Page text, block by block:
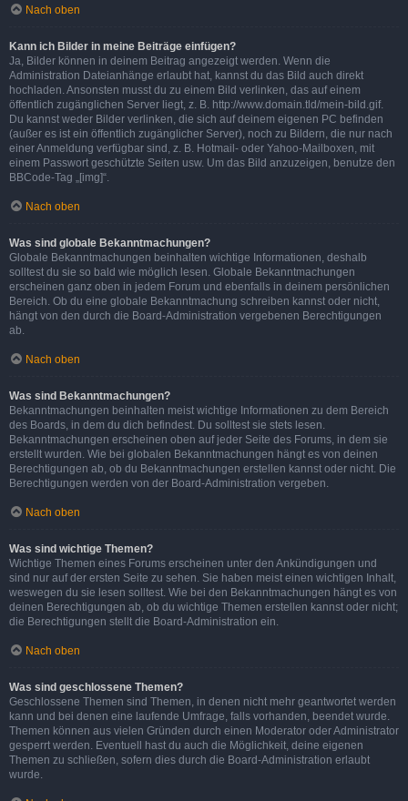
Nach oben
Kann ich Bilder in meine Beiträge einfügen?
Ja, Bilder können in deinem Beitrag angezeigt werden. Wenn die
Administration Dateianhänge erlaubt hat, kannst du das Bild auch direkt
hochladen. Ansonsten musst du zu einem Bild verlinken, das auf einem
öffentlich zugänglichen Server liegt, z. B. http://www.domain.tld/mein-bild.gif.
Du kannst weder Bilder verlinken, die sich auf deinem eigenen PC befinden
(außer es ist ein öffentlich zugänglicher Server), noch zu Bildern, die nur nach
einer Anmeldung verfügbar sind, z. B. Hotmail- oder Yahoo-Mailboxen, mit
einem Passwort geschützte Seiten usw. Um das Bild anzuzeigen, benutze den
BBCode-Tag „[img]“.
Nach oben
Was sind globale Bekanntmachungen?
Globale Bekanntmachungen beinhalten wichtige Informationen, deshalb
solltest du sie so bald wie möglich lesen. Globale Bekanntmachungen
erscheinen ganz oben in jedem Forum und ebenfalls in deinem persönlichen
Bereich. Ob du eine globale Bekanntmachung schreiben kannst oder nicht,
hängt von den durch die Board-Administration vergebenen Berechtigungen
ab.
Nach oben
Was sind Bekanntmachungen?
Bekanntmachungen beinhalten meist wichtige Informationen zu dem Bereich
des Boards, in dem du dich befindest. Du solltest sie stets lesen.
Bekanntmachungen erscheinen oben auf jeder Seite des Forums, in dem sie
erstellt wurden. Wie bei globalen Bekanntmachungen hängt es von deinen
Berechtigungen ab, ob du Bekanntmachungen erstellen kannst oder nicht. Die
Berechtigungen werden von der Board-Administration vergeben.
Nach oben
Was sind wichtige Themen?
Wichtige Themen eines Forums erscheinen unter den Ankündigungen und
sind nur auf der ersten Seite zu sehen. Sie haben meist einen wichtigen Inhalt,
weswegen du sie lesen solltest. Wie bei den Bekanntmachungen hängt es von
deinen Berechtigungen ab, ob du wichtige Themen erstellen kannst oder nicht;
die Berechtigungen stellt die Board-Administration ein.
Nach oben
Was sind geschlossene Themen?
Geschlossene Themen sind Themen, in denen nicht mehr geantwortet werden
kann und bei denen eine laufende Umfrage, falls vorhanden, beendet wurde.
Themen können aus vielen Gründen durch einen Moderator oder Administrator
gesperrt werden. Eventuell hast du auch die Möglichkeit, deine eigenen
Themen zu schließen, sofern dies durch die Board-Administration erlaubt
wurde.